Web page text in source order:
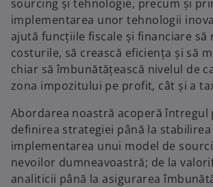
sourcing și tehnologie, precum și
implementarea unor tehnologii
ajută funcțiile fiscale și financiare să
costurile, să crească eficiența și să
chiar să îmbunătățească nivelul de
zona impozitului pe profit, cât și a
Abordarea noastră acoperă întregul
definirea strategiei până la stabilirea
implementarea unui model de
nevoilor dumneavoastră; de la
analiticii până la asigurarea